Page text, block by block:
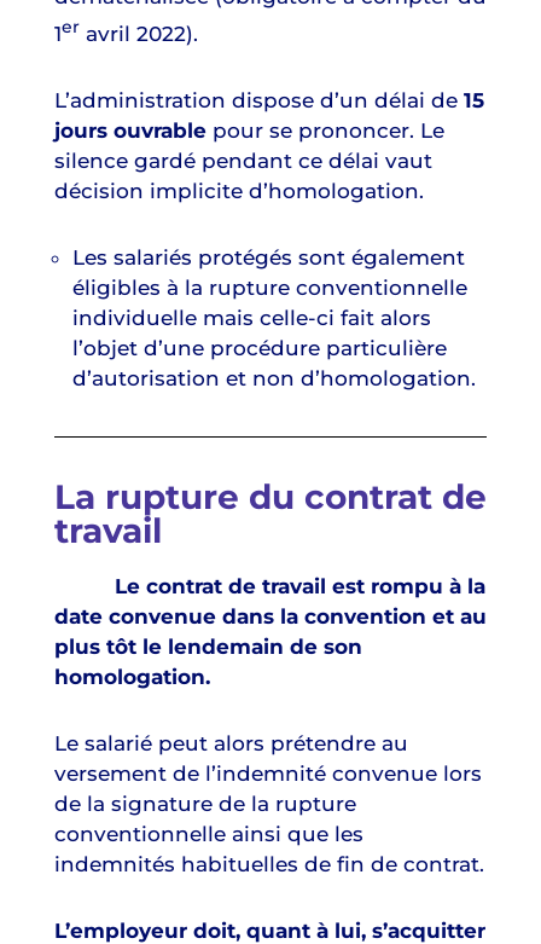
1er avril 2022).
L’administration dispose d’un délai de 15
jours ouvrable pour se prononcer. Le
silence gardé pendant ce délai vaut
décision implicite d’homologation.
Les salariés protégés sont également
éligibles à la rupture conventionnelle
individuelle mais celle-ci fait alors
l’objet d’une procédure particulière
d’autorisation et non d’homologation.
La rupture du contrat de
travail
Le contrat de travail est rompu à la
date convenue dans la convention et au
plus tôt le lendemain de son
homologation.
Le salarié peut alors prétendre au
versement de l’indemnité convenue lors
de la signature de la rupture
conventionnelle ainsi que les
indemnités habituelles de fin de contrat.
L’employeur doit, quant à lui, s’acquitter